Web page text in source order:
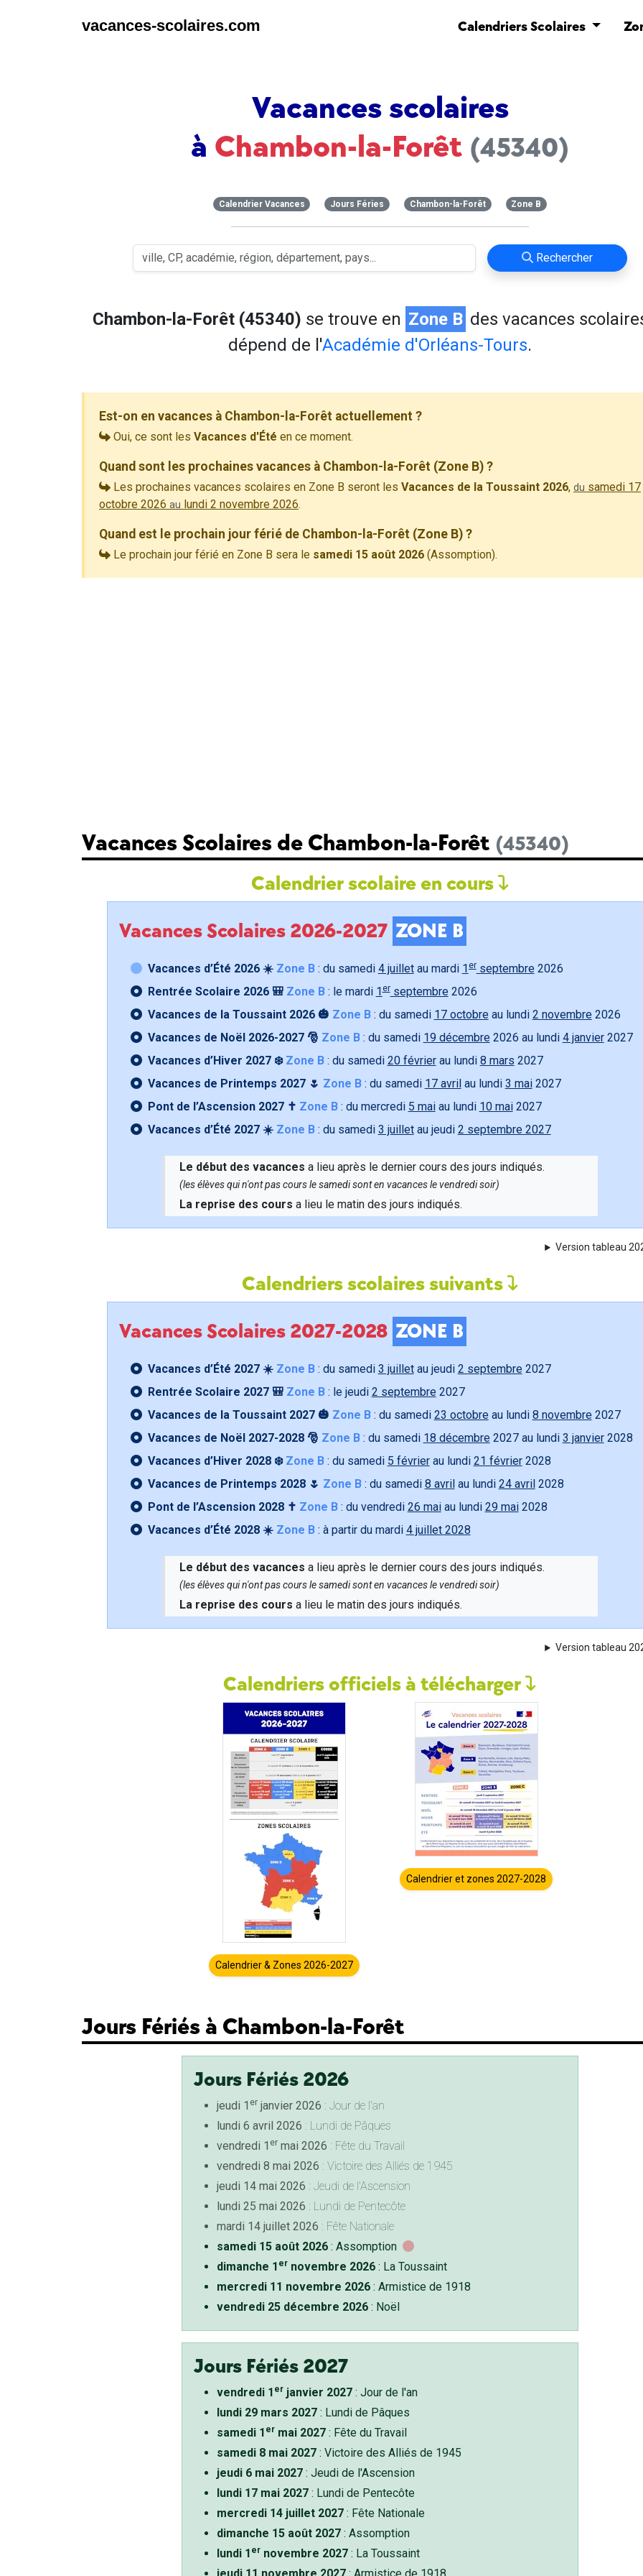
vacances-scolaires.com Calendriers Scolaires
Vacances scolaires
à Chambon-la-Forêt (45340)
Calendrier Vacances Jours Féries Chambon-la-Forêt Zone B
Rechercher
Chambon-la-Forêt (45340) se trouve en Zone B des vacances
dépend de l'Académie d'Orléans-Tours.
Est-on en vacances à Chambon-la-Forêt actuellement ?
Oui, ce sont les Vacances d'Été en ce moment.
Quand sont les prochaines vacances à Chambon-la-Forêt (Zone B) ?
Les prochaines vacances scolaires en Zone B seront les Vacances de la Toussaint 2026, du samedi 17
octobre 2026 au lundi 2 novembre 2026.
Quand est le prochain jour férié de Chambon-la-Forêt (Zone B) ?
Le prochain jour férié en Zone B sera le samedi 15 août 2026 (Assomption).
Vacances Scolaires de Chambon-la-Forêt (45340)
Calendrier scolaire en cours
Vacances Scolaires 2026-2027 ZONE B
Vacances d’Été 2026 ☀️ Zone B: du samedi 4 juilletau mardi 1 erseptembre 2026
Rentrée Scolaire 2026 🎒 Zone B: le mardi 1erseptembre 2026
Vacances de la Toussaint 2026 🎃 Zone B: du samedi 17 octobre au lundi 2 novembre 2026
Vacances de Noël 2026-2027 🎅 Zone B: du samedi 19 décembre 2026 au lundi 4 janvier2027
Vacances d’Hiver 2027 ❄️ Zone B: du samedi 20 févrierau lundi 8 mars 2027
Vacances de Printemps 2027 🌷 Zone B: du samedi 17 avril au lundi 3 mai2027
Pont de l’Ascension 2027 ✝️ Zone B: du mercredi 5 maiau lundi 10 mai2027
Vacances d’Été 2027 ☀️ Zone B: du samedi 3 juilletau jeudi 2 septembre 2027
Le début des vacances a lieu après le dernier cours des jours indiqués.
(les élèves qui n'ont pas cours le samedi sont en vacances le vendredi soir)
La reprise des cours a lieu le matin des jours indiqués.
Version tableau
Calendriers scolaires suivants
Vacances Scolaires 2027-2028 ZONE B
Vacances d’Été 2027 ☀️ Zone B: du samedi 3 juilletau jeudi 2 septembre 2027
Rentrée Scolaire 2027 🎒 Zone B: le jeudi 2 septembre 2027
Vacances de la Toussaint 2027 🎃 Zone B: du samedi 23 octobre au lundi 8 novembre 2027
Vacances de Noël 2027-2028 🎅 Zone B: du samedi 18 décembre 2027 au lundi 3 janvier2028
Vacances d’Hiver 2028 ❄️ Zone B: du samedi 5 févrierau lundi 21 février2028
Vacances de Printemps 2028 🌷 Zone B: du samedi 8 avril au lundi 24 avril 2028
Pont de l’Ascension 2028 ✝️ Zone B: du vendredi 26 maiau lundi 29 mai2028
Vacances d’Été 2028 ☀️ Zone B: à partir du mardi 4 juillet 2028
Le début des vacances a lieu après le dernier cours des jours indiqués.
(les élèves qui n'ont pas cours le samedi sont en vacances le vendredi soir)
La reprise des cours a lieu le matin des jours indiqués.
Version tableau
Calendriers officiels à télécharger
Calendrier & Zones 2026-2027
Calendrier et zones 2027-2028
Jours Fériés à Chambon-la-Forêt
Jours Fériés 2026
jeudi 1 erjanvier 2026 : Jour de l'an
lundi 6 avril 2026 : Lundi de Pâques
vendredi 1 ermai 2026 : Fête du Travail
vendredi 8 mai 2026 : Victoire des Alliés de 1945
jeudi 14 mai 2026 : Jeudi de l'Ascension
lundi 25 mai 2026 : Lundi de Pentecôte
mardi 14 juillet 2026 : Fête Nationale
samedi 15 août 2026: Assomption
dimanche 1 ernovembre 2026: La Toussaint
mercredi 11 novembre 2026: Armistice de 1918
vendredi 25 décembre 2026: Noël
Jours Fériés 2027
vendredi 1 erjanvier 2027: Jour de l'an
lundi 29 mars 2027: Lundi de Pâques
samedi 1 ermai 2027: Fête du Travail
samedi 8 mai 2027: Victoire des Alliés de 1945
jeudi 6 mai 2027: Jeudi de l'Ascension
lundi 17 mai 2027: Lundi de Pentecôte
mercredi 14 juillet 2027: Fête Nationale
dimanche 15 août 2027: Assomption
lundi 1 ernovembre 2027: La Toussaint
jeudi 11 novembre 2027: Armistice de 1918